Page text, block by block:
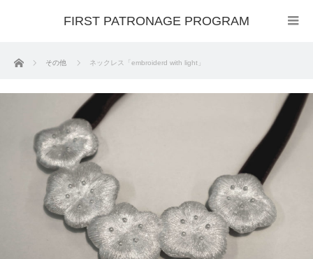
FIRST PATRONAGE PROGRAM
ホーム その他 ネックレス「embroiderd with light」